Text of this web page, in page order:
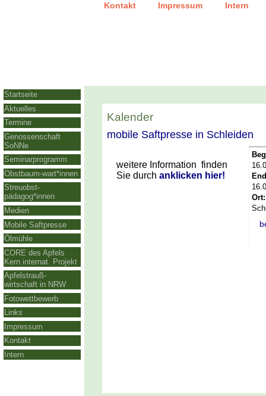
Kontakt Impressum Intern
Startseite
Aktuelles
Termine
Genossenschaft
SoNNe
Seminarprogramm
Obstbaum-wart*innen
Streuobst-
pädagog*innen
Medien
Mobile Saftpresse
Ölmühle
CORE des Apfels
Kern internat. Projekt
Apfelstrauß-
wirtschaft in NRW
Fotowettbewerb
Links
Impressum
Kontakt
Intern
Kalender
mobile Saftpresse in Schleiden
Ort:
weitere Information finden
Sie durch anklicken hier!